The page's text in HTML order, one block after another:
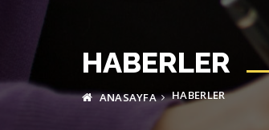
HABERLER
ANASAYFA HABERLER